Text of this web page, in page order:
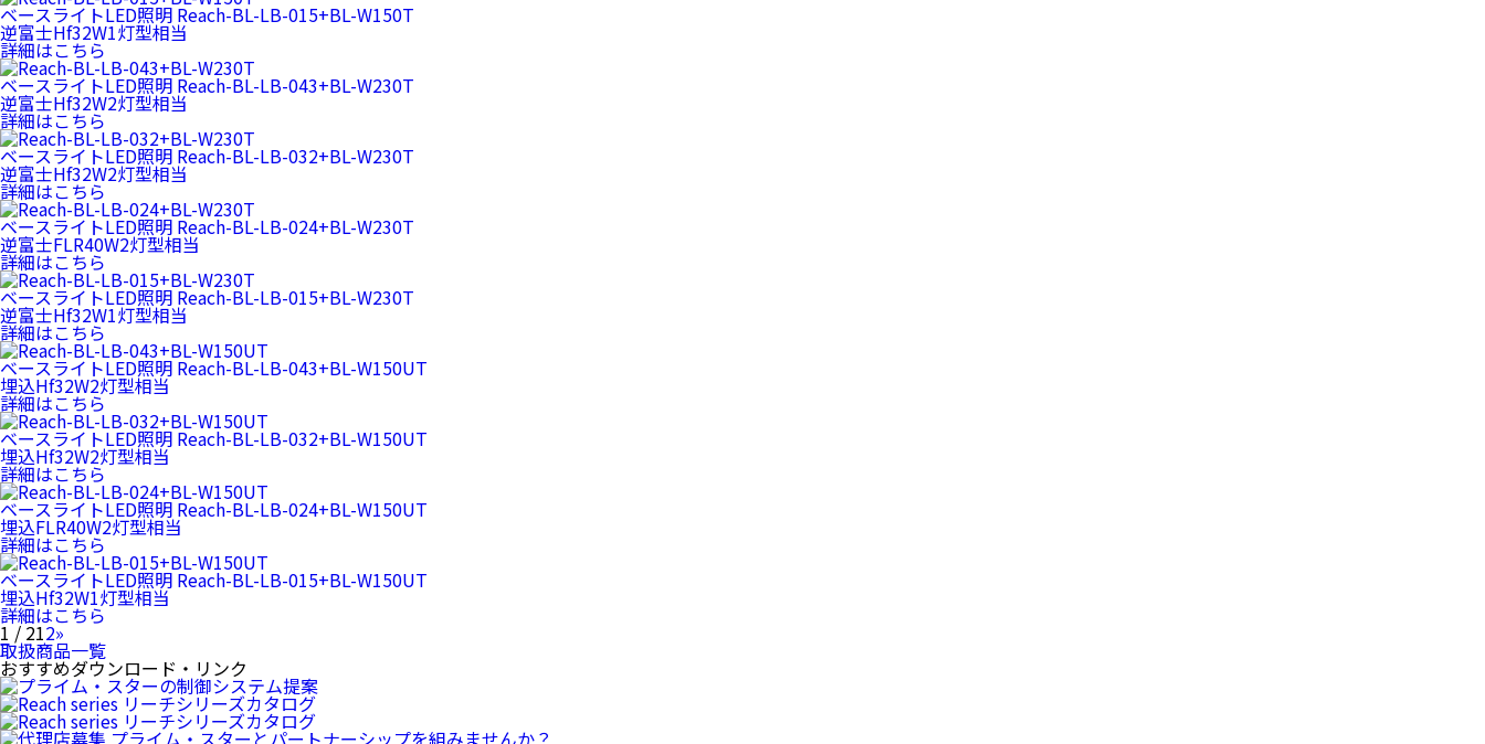
ベースライトLED照明 Reach-BL-LB-015+BL-W150T
逆富士Hf32W1灯型相当
詳細はこちら
ベースライトLED照明 Reach-BL-LB-043+BL-W230T
逆富士Hf32W2灯型相当
詳細はこちら
ベースライトLED照明 Reach-BL-LB-032+BL-W230T
逆富士Hf32W2灯型相当
詳細はこちら
ベースライトLED照明 Reach-BL-LB-024+BL-W230T
逆富士FLR40W2灯型相当
詳細はこちら
ベースライトLED照明 Reach-BL-LB-015+BL-W230T
逆富士Hf32W1灯型相当
詳細はこちら
ベースライトLED照明 Reach-BL-LB-043+BL-W150UT
埋込Hf32W2灯型相当
詳細はこちら
ベースライトLED照明 Reach-BL-LB-032+BL-W150UT
埋込Hf32W2灯型相当
詳細はこちら
ベースライトLED照明 Reach-BL-LB-024+BL-W150UT
埋込FLR40W2灯型相当
詳細はこちら
ベースライトLED照明 Reach-BL-LB-015+BL-W150UT
埋込Hf32W1灯型相当
詳細はこちら
1 / 212»
取扱商品一覧
おすすめダウンロード・リンク